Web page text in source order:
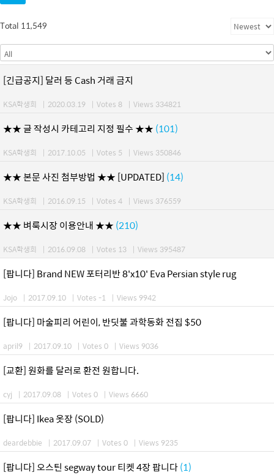
Total 11,549
[긴급공지] 달러 등 Cash 거래 금지
KSA학생회 | 2020.03.19 | Votes 8 | Views 334821
★★ 글 작성시 카테고리 지정 필수 ★★ (101)
KSA학생회 | 2017.10.05 | Votes 5 | Views 350846
★★ 본문 사진 첨부방법 ★★ [UPDATED] (14)
KSA학생회 | 2016.09.15 | Votes 4 | Views 376559
★★ 벼룩시장 이용안내 ★★ (210)
KSA학생회 | 2016.09.08 | Votes 13 | Views 395487
[팝니다] Brand NEW 포터리반 8'x10' Eva Persian style rug
Jojo | 2017.09.10 | Votes -1 | Views 9942
[팝니다] 마술피리 어린이, 반딧불 과학동화 전집 $50
april9 | 2017.09.10 | Votes 0 | Views 9036
[교환] 원화를 달러로 환전 원합니다.
cyj | 2017.09.08 | Votes 0 | Views 6660
[팝니다] Ikea 옷장 (SOLD)
deardebbie | 2017.09.07 | Votes 0 | Views 9235
[팝니다] 오스틴 segway tour 티켓 4장 팝니다(1)